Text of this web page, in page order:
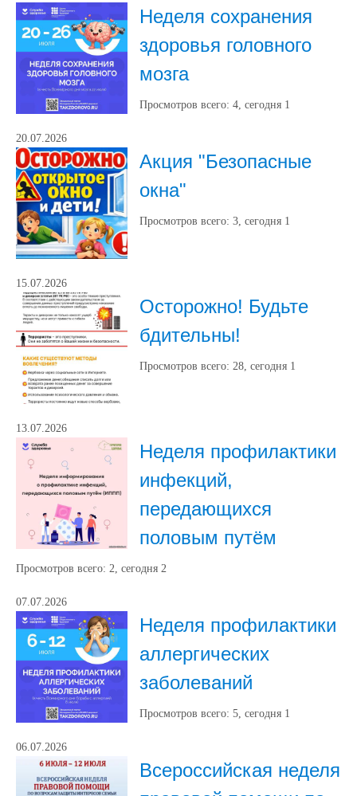
Неделя сохранения
здоровья головного
мозга
Просмотров всего: 4, сегодня 1
20.07.2026
Акция "Безопасные
окна"
Просмотров всего: 3, сегодня 1
15.07.2026
Осторожно! Будьте
бдительны!
Просмотров всего: 28, сегодня 1
13.07.2026
Неделя профилактики
инфекций,
передающихся
половым путём
Просмотров всего: 2, сегодня 2
07.07.2026
Неделя профилактики
аллергических
заболеваний
Просмотров всего: 5, сегодня 1
06.07.2026
Всероссийская неделя